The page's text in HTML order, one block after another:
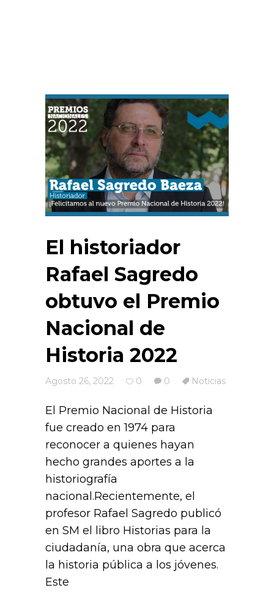
El historiador
Rafael Sagredo
obtuvo el Premio
Nacional de
Historia 2022
Agosto 26, 2022 0 0 Noticias
El Premio Nacional de Historia
fue creado en 1974 para
reconocer a quienes hayan
hecho grandes aportes a la
historiografía
nacional.Recientemente, el
profesor Rafael Sagredo publicó
en SM el libro Historias para la
ciudadanía, una obra que acerca
la historia pública a los jóvenes.
Este